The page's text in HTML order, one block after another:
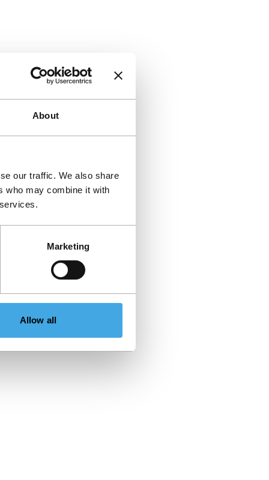
About
our traffic. We also share
who may combine it with
Marketing
Allow all